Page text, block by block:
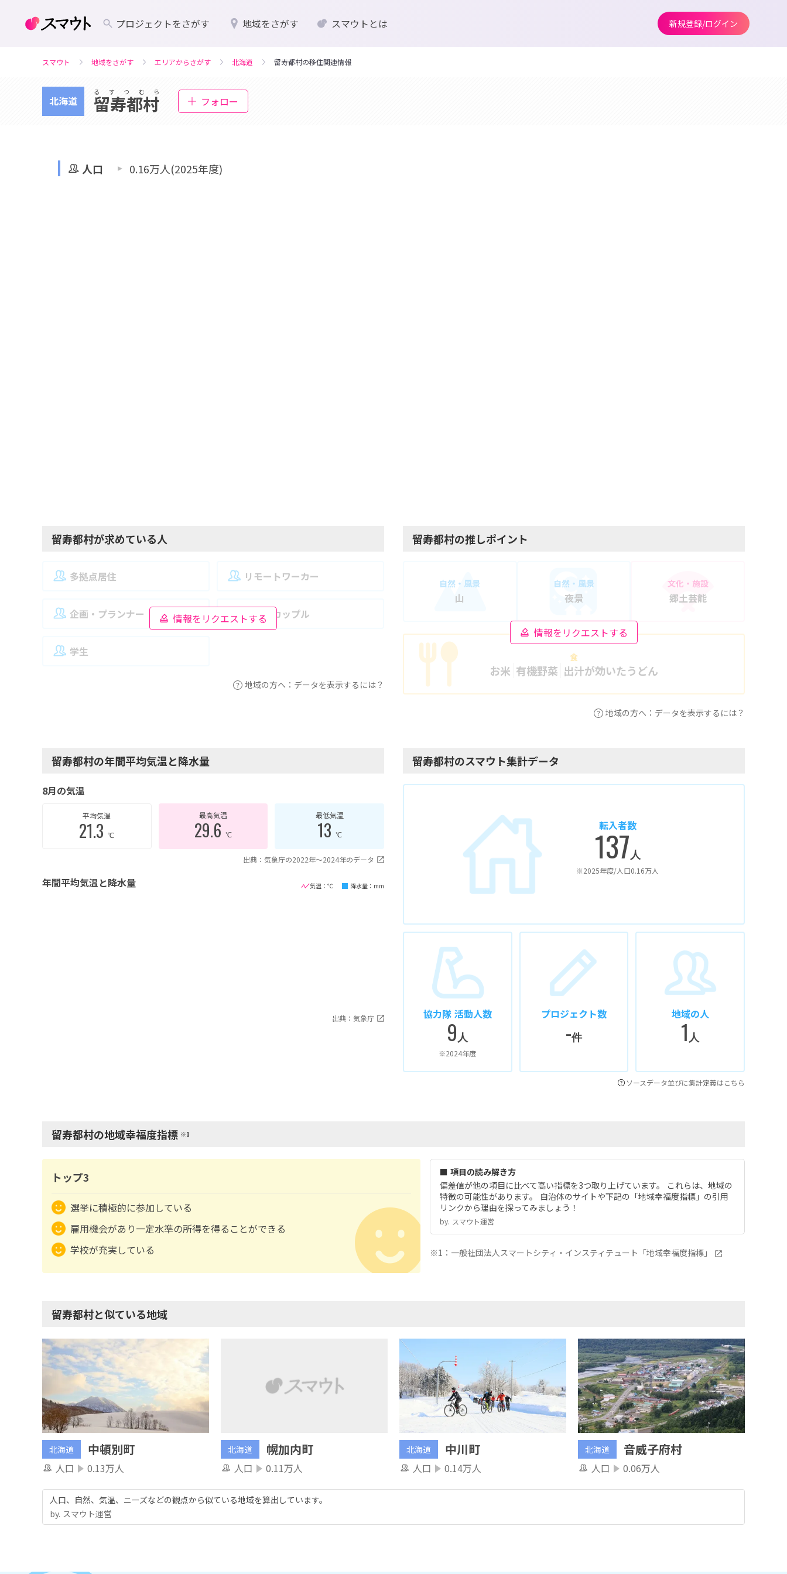
プロジェクトをさがす 地域をさがす スマウトとは 新規登録/ログイン
スマウト 地域をさがす エリアからさがす 北海道 留寿都村の移住関連情報
北海道
るすつむら
留寿都村 フォロー
人口 0.16万人(2025年度)
留寿都村が求めている人
情報をリクエストする
多拠点居住 リモートワーカー
企画・プランナー 夫婦・カップル
学生
地域の方へ：データを表示するには？
留寿都村の推しポイント
情報をリクエストする
自然・風景
山
自然・風景
夜景
文化・施設
郷土芸能
食
お米 有機野菜 出汁が効いたうどん
地域の方へ：データを表示するには？
留寿都村の年間平均気温と降水量
8月の気温
平均気温
21.3℃
最高気温
29.6 ℃
最低気温
13 ℃
出典：気象庁の2022年〜2024年のデータ
年間平均気温と降水量 気温：℃ 降水量：mm
出典：気象庁
留寿都村のスマウト集計データ
転入者数
137人
※2025年度/人口0.16万人
協力隊 活動人数
9人
※2024年度
プロジェクト数
-件
地域の人
1 人
ソースデータ並びに集計定義はこちら
留寿都村の地域幸福度指標 ※1
トップ3
選挙に積極的に参加している
雇用機会があり一定水準の所得を得ることができる
学校が充実している
■ 項目の読み解き方
偏差値が他の項目に比べて高い指標を3つ取り上げています。 これらは、地域の
特徴の可能性があります。 自治体のサイトや下記の「地域幸福度指標」の引用
リンクから理由を探ってみましょう！
by.︎ スマウト運営
※1：一般社団法人スマートシティ・インスティテュート「地域幸福度指標」
留寿都村と似ている地域
北海道 中頓別町
人口 0.13万人
北海道 幌加内町
人口 0.11万人
北海道 中川町
人口 0.14万人
北海道 音威子府村
人口 0.06万人
人口、自然、気温、ニーズなどの観点から似ている地域を算出しています。
by.︎ スマウト運営